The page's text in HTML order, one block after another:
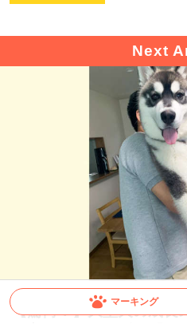
マーキング
【驚愕！】大型犬の成長